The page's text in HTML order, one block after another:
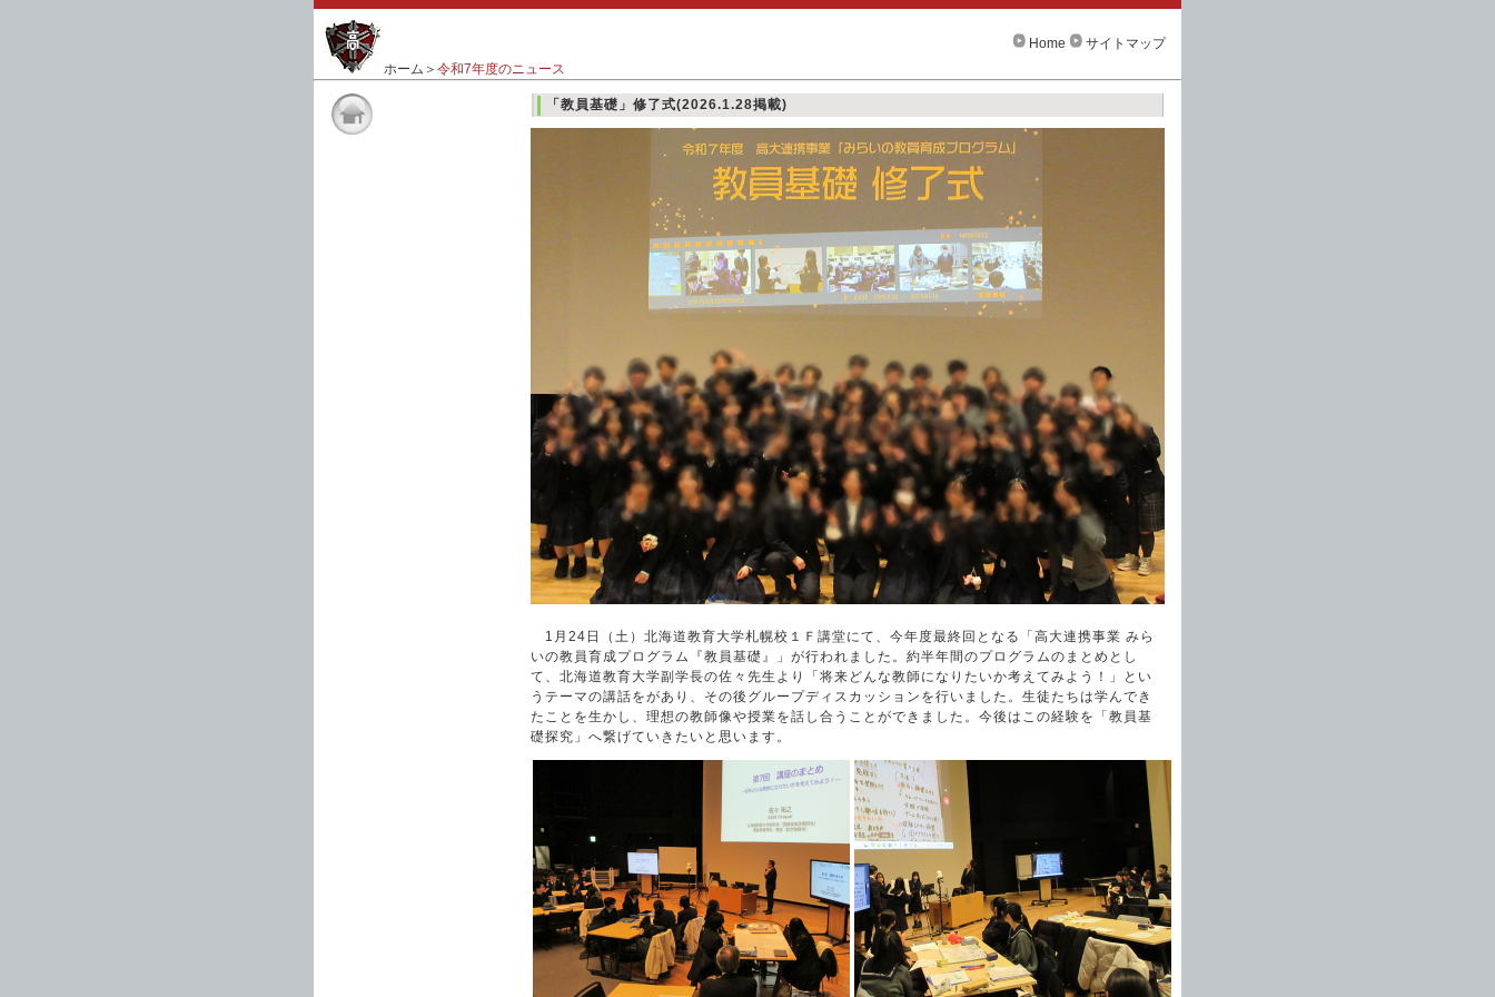
ホーム ＞ 令和7年度のニュース
Home サイトマップ
「教員基礎」修了式(2026.1.28掲載)
1月24日（土）北海道教育大学札幌校１Ｆ講堂にて、今年度最終回となる「高大連携事業 みら
いの教員育成プログラム『教員基礎』」が行われました。約半年間のプログラムのまとめとし
て、北海道教育大学副学長の佐々先生より「将来どんな教師になりたいか考えてみよう！」とい
うテーマの講話をがあり、その後グループディスカッションを行いました。生徒たちは学んでき
たことを生かし、理想の教師像や授業を話し合うことができました。今後はこの経験を「教員基
礎探究」へ繋げていきたいと思います。